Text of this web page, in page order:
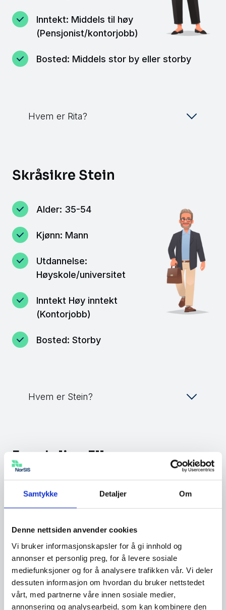
Samtykke Detaljer Om
Denne nettsiden anvender cookies
Vi bruker informasjonskapsler for å gi innhold og
annonser et personlig preg, for å levere sosiale
mediefunksjoner og for å analysere trafikken vår. Vi deler
dessuten informasjon om hvordan du bruker nettstedet
vårt, med partnerne våre innen sosiale medier,
annonsering og analysearbeid, som kan kombinere den
Inntekt: Middels til høy
(Pensjonist/kontorjobb)
Bosted: Middels stor by eller storby
Hvem er Rita?
Skråsikre Stein
Alder: 35-54
Kjønn: Mann
Utdannelse:
Høyskole/universitet
Inntekt Høy inntekt
(Kontorjobb)
Bosted: Storby
Hvem er Stein?
Engstelige Ellen
Alder: 35+
Utdannelse:
Videregående skole
Inntekt: Lav (Arbeidsledig
eller fagarbeider)